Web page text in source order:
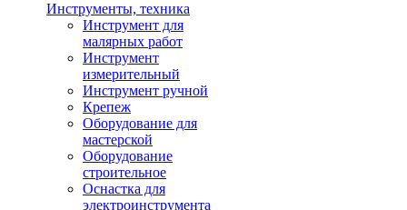
Инструменты, техника
Инструмент для
малярных работ
Инструмент
измерительный
Инструмент ручной
Крепеж
Оборудование для
мастерской
Оборудование
строительное
Оснастка для
электроинструмента